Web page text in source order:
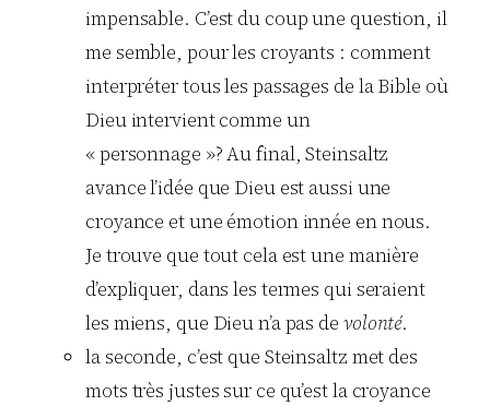
impensable. C’est du coup une question, il
me semble, pour les croyants : comment
interpréter tous les passages de la Bible où
Dieu intervient comme un
« personnage »? Au final, Steinsaltz
avance l’idée que Dieu est aussi une
croyance et une émotion innée en nous.
Je trouve que tout cela est une manière
d’expliquer, dans les termes qui seraient
les miens, que Dieu n’a pas de volonté.
la seconde, c’est que Steinsaltz met des
mots très justes sur ce qu’est la croyance